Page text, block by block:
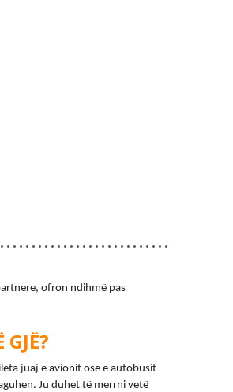
ofron ndihmë pas
juaj e avionit ose e autobusit
Ju duhet të merrni vetë